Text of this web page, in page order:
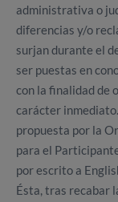
administrativa o
diferencias y/o
surjan durante el
ser puestas en
con la finalidad de
carácter
propuesta por la
para el
por escrito a
Ésta, tras recabar